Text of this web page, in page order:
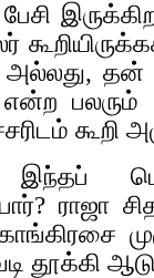
தன்
பலரும்
கூறி
இந்தப்
பார்?
தூக்கி